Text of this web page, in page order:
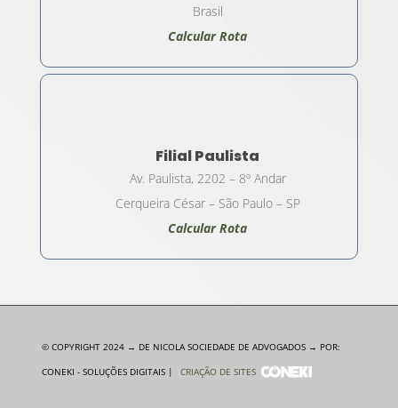
Brasil
Calcular Rota
Filial Paulista
Av. Paulista, 2202 – 8º Andar
Cerqueira César – São Paulo – SP
Calcular Rota
© COPYRIGHT 2024 → DE NICOLA SOCIEDADE DE ADVOGADOS → POR:
CONEKI - SOLUÇÕES DIGITAIS |
CRIAÇÃO DE SITES